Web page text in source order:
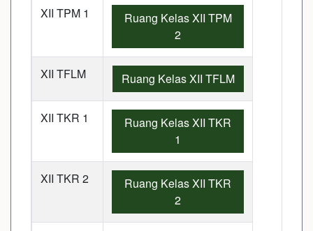
XII TPM 1
Ruang Kelas XII TPM
2
XII TFLM Ruang Kelas XII TFLM
XII TKR 1
Ruang Kelas XII TKR
1
XII TKR 2
Ruang Kelas XII TKR
2